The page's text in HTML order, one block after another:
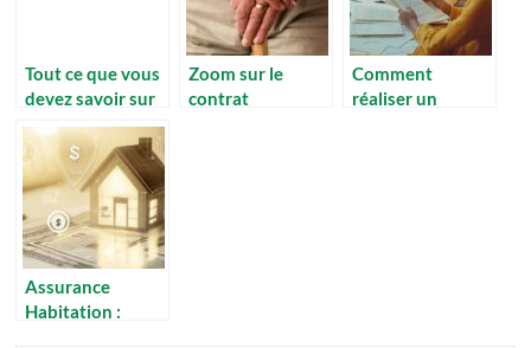
Tout ce que vous
devez savoir sur
la mutuelle
Zoom sur le
contrat
Comment
réaliser un
Assurance
Habitation :